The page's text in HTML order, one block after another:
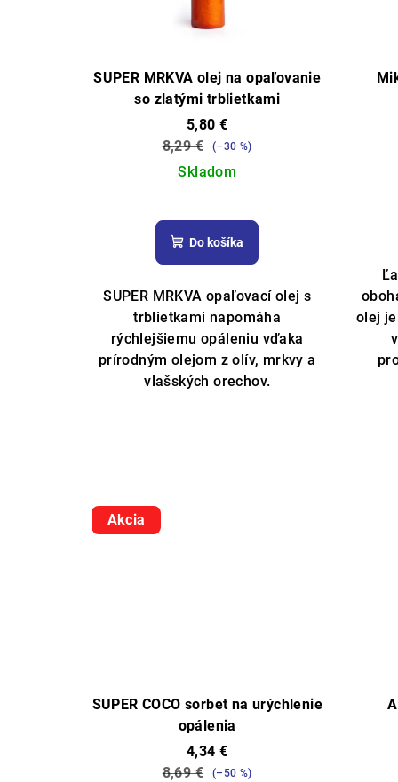
u
r
o
SUPER MRKVA olej na opaľovanie
so zlatými trblietkami
5,80 €
8,29 €
(–30 %)
Skladom
hodnotenie
produktu
je
5,0
z
5
hviezdičiek.
Do košíka
SUPER MRKVA opaľovací olej s
trblietkami napomáha
rýchlejšiemu opáleniu vďaka
prírodným olejom zolív, mrkvy a
vlašských orechov.
olej
Akcia
SUPER COCO sorbet na urýchlenie
opálenia
4,34 €
8,69 €
(–50 %)